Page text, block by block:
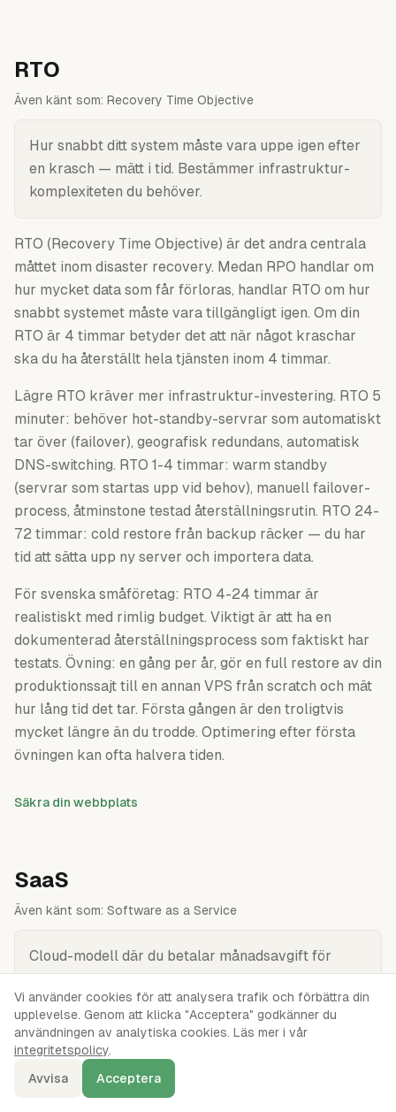
RTO
Även känt som: Recovery Time Objective
Hur snabbt ditt system måste vara uppe igen efter
en krasch — mätt i tid. Bestämmer infrastruktur-
komplexiteten du behöver.
RTO (Recovery Time Objective) är det andra centrala
måttet inom disaster recovery. Medan RPO handlar om
hur mycket data som får förloras, handlar RTO om hur
snabbt systemet måste vara tillgängligt igen. Om din
RTO är 4 timmar betyder det att när något kraschar
ska du ha återställt hela tjänsten inom 4 timmar.
Lägre RTO kräver mer infrastruktur-investering. RTO 5
minuter: behöver hot-standby-servrar som automatiskt
tar över (failover), geografisk redundans, automatisk
DNS-switching. RTO 1-4 timmar: warm standby
(servrar som startas upp vid behov), manuell failover-
process, åtminstone testad återställningsrutin. RTO 24-
72 timmar: cold restore från backup räcker — du har
tid att sätta upp ny server och importera data.
För svenska småföretag: RTO 4-24 timmar är
realistiskt med rimlig budget. Viktigt är att ha en
dokumenterad återställningsprocess som faktiskt har
testats. Övning: en gång per år, gör en full restore av din
produktionssajt till en annan VPS från scratch och mät
hur lång tid det tar. Första gången är den troligtvis
mycket längre än du trodde. Optimering efter första
övningen kan ofta halvera tiden.
Säkra din webbplats
SaaS
Även känt som: Software as a Service
Cloud-modell där du betalar månadsavgift för
färdig mjukvara i webbläsaren. Ingen installation,
inga uppdateringar — bara logga in och använd.
SaaS (Software as a Service) är den högsta
abstraktionsnivån av molntjänster — du använder en
färdig webbapplikation via webbläsaren mot en
Vi använder cookies för att analysera trafik och förbättra din
upplevelse. Genom att klicka "Acceptera" godkänner du
användningen av analytiska cookies. Läs mer i vår
integritetspolicy.
Avvisa
Acceptera